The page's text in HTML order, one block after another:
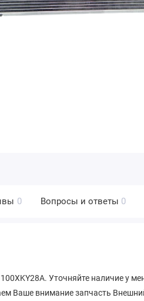
0 Вопросы и ответы 0
Уточняйте наличие у
Ваше внимание запчасть